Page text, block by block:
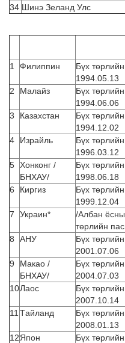
34 Шинэ Зеланд Улс
1
Филиппин Бүх
1994.05.13
2
Малайз Бүх
1994.06.06
3
Казахстан Бүх
1994.12.02
4
Израйль Бүх
1996.03.12
5 Хонконг /
БНХАУ/
Бүх
1998.06.18
6
Киргиз Бүх
1999.12.04
7
Украин*
/Албан ёсны
төрлийн
8
АНУ Бүх
2001.07.06
9
Макао /
БНХАУ/
Бүх
2004.07.03
10Лаос Бүх
2007.10.14
11 Tайланд Бүх
2008.01.13
12Япон Бүх